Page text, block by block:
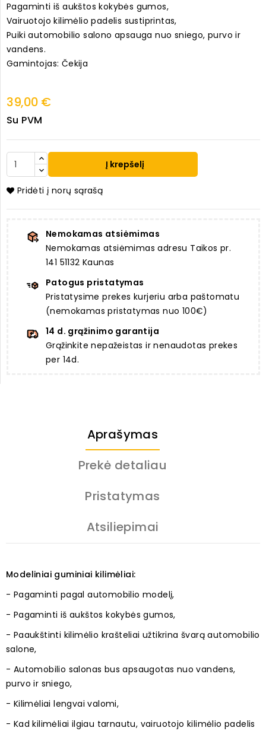
Pagaminti iš aukštos kokybės gumos,
Vairuotojo kilimėlio padelis sustiprintas,
Puiki automobilio salono apsauga nuo sniego, purvo ir
vandens.
Gamintojas: Čekija
39,00 €
Su PVM
Į krepšelį
Pridėti į norų sąrašą
Nemokamas atsiėmimas
Nemokamas atsiėmimas adresu Taikos pr.
141 51132 Kaunas
Patogus pristatymas
Pristatysime prekes kurjeriu arba paštomatu
(nemokamas pristatymas nuo 100€)
14 d. grąžinimo garantija
Grąžinkite nepažeistas ir nenaudotas prekes
per 14d.
Aprašymas
Prekė detaliau
Pristatymas
Atsiliepimai
Modeliniai guminiai kilimėliai:
- Pagaminti pagal automobilio modelį,
- Pagaminti iš aukštos kokybės gumos,
- Paaukštinti kilimėlio krašteliai užtikrina švarą automobilio
salone,
- Automobilio salonas bus apsaugotas nuo vandens,
purvo ir sniego,
- Kilimėliai lengvai valomi,
- Kad kilimėliai ilgiau tarnautu, vairuotojo kilimėlio padelis